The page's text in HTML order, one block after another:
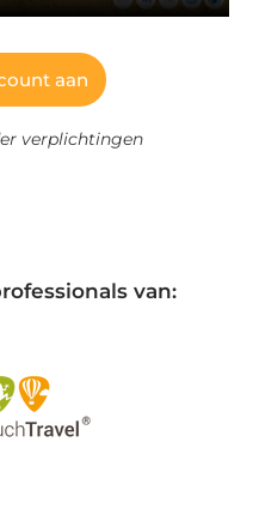
aan
verplichtingen
van: